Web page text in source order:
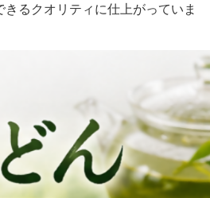
るクオリティに仕上がっていま